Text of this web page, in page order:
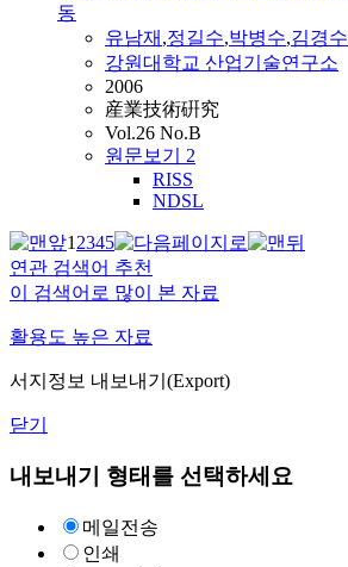
동
유남재 ,정길수,박병수,김경수
강원대학교 산업기술연구소
2006
産業技術硏究
Vol.26 No.B
원문보기 2
RISS
NDSL
12345
연관 검색어 추천
이 검색어로 많이 본 자료
활용도 높은 자료
서지정보 내보내기(Export)
닫기
내보내기 형태를 선택하세요
메일전송
인쇄